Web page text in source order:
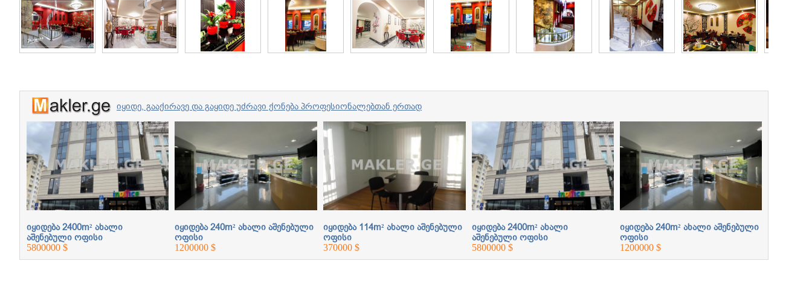
იყიდე, გააქირავე და გაყიდე უძრავი ქონება პროფესიონალებთან ერთად
იყიდება 2400m² ახალი
აშენებული ოფისი
5800000 $
იყიდება 240m² ახალი აშენებული
ოფისი
1200000 $
იყიდება 114m² ახალი აშენებული
ოფისი
370000 $
იყიდება 2400m² ახალი
აშენებული ოფისი
5800000 $
იყიდება 240m² ახალი აშენებული
ოფისი
1200000 $